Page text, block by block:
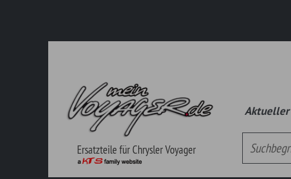
Ersatzteile für Chrysler Voyager